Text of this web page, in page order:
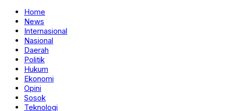
Home
News
Internasional
Nasional
Daerah
Politik
Hukum
Ekonomi
Opini
Sosok
Teknologi